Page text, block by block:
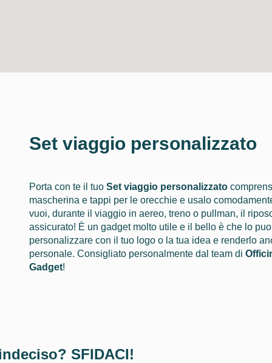
Set viaggio personalizzato
Porta con te il tuoSet viaggio personalizzato
mascherina e tappi per le orecchie e usalo
vuoi, durante il viaggio in aereo, treno o pullman, il
assicurato! È un gadget molto utile e il bello è che lo
personalizzare con il tuo logo o la tua idea e renderlo
personale. Consigliato personalmente dal team di
Gadget!
SFIDACI!